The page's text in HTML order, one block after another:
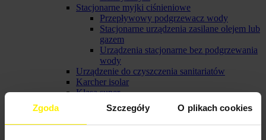
Zgoda Szczegóły O plikach cookies
Stacjonarne myjki ciśnieniowe
Przepływowy podgrzewacz wody
Stacjonarne urządzenia zasilane olejem lub
gazem
Urządzenia stacjonarne bez podgrzewania
wody
Urządzenie do czyszczenia sanitariatów
Karcher isolar
Klasa super
Odkurzacze profesjonalne
Odkurzacze profesjonalne na sucho
Profesjonalny odkurzacz Karcher na mokro i